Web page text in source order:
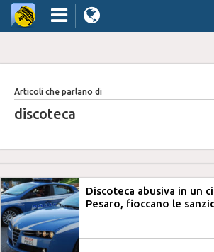
Articoli che parlano di
discoteca
Discoteca abusiva in un
Pesaro, fioccano le